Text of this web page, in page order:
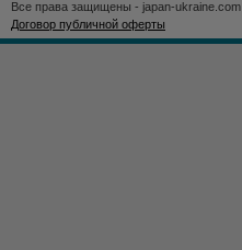
Все права защищены - japan-ukraine.com
Договор публичной оферты